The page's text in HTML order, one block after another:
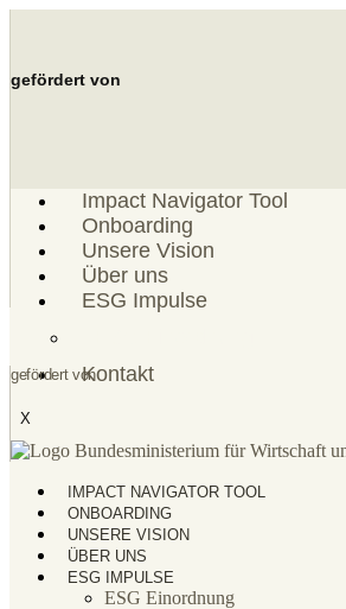
gefördert von
Impact Navigator Tool
Onboarding
Unsere Vision
Über uns
ESG Impulse
Kontakt
X
gefördert von
IMPACT NAVIGATOR TOOL
ONBOARDING
UNSERE VISION
ÜBER UNS
ESG IMPULSE
ESG Einordnung